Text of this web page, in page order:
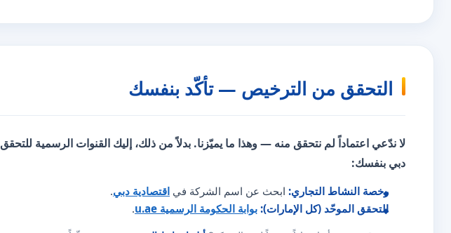
التحقق من الترخيص — تأكّد بنفسك
لا ندّعي اعتماداً لم نتحقق منه — وهذا ما يميّزنا. بدلاً من ذلك، إليك القنوات الرسمية للتحقق
دبي بنفسك:
رخصة النشاط التجاري: ابحث عن اسم الشركة في اقتصادية دبي.
التحقق الموحّد (كل الإمارات): بوابة الحكومة الرسمية u.ae .